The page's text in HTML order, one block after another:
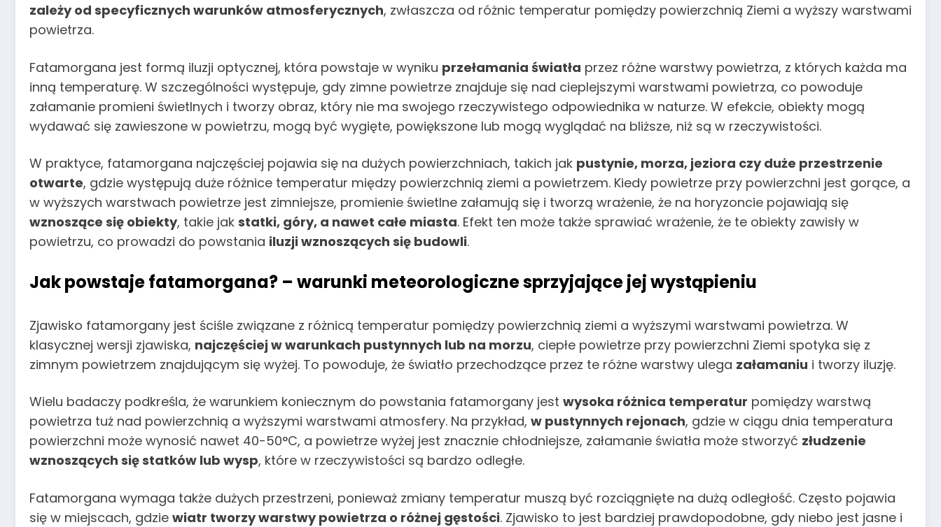
zależy od specyficznych warunków atmosferycznych, zwłaszcza od różnic temperatur pomiędzy powierzchnią Ziemi a wyższy warstwami
powietrza.
Fatamorgana jest formą iluzji optycznej, która powstaje w wyniku przełamania światła przez różne warstwy powietrza, z których każda ma
inną temperaturę. W szczególności występuje, gdy zimne powietrze znajduje się nad cieplejszymi warstwami powietrza, co powoduje
załamanie promieni świetlnych i tworzy obraz, który nie ma swojego rzeczywistego odpowiednika w naturze. W efekcie, obiekty mogą
wydawać się zawieszone w powietrzu, mogą być wygięte, powiększone lub mogą wyglądać na bliższe, niż są w rzeczywistości.
W praktyce, fatamorgana najczęściej pojawia się na dużych powierzchniach, takich jak pustynie, morza, jeziora czy duże przestrzenie
otwarte, gdzie występują duże różnice temperatur między powierzchnią ziemi a powietrzem. Kiedy powietrze przy powierzchni jest gorące, a
w wyższych warstwach powietrze jest zimniejsze, promienie świetlne załamują się i tworzą wrażenie, że na horyzoncie pojawiają się
wznoszące się obiekty, takie jak statki, góry, a nawet całe miasta. Efekt ten może także sprawiać wrażenie, że te obiekty zawisły w
powietrzu, co prowadzi do powstania iluzji wznoszących się budowli.
Jak powstaje fatamorgana? – warunki meteorologiczne sprzyjające jej wystąpieniu
Zjawisko fatamorgany jest ściśle związane z różnicą temperatur pomiędzy powierzchnią ziemi a wyższymi warstwami powietrza. W
klasycznej wersji zjawiska, najczęściej w warunkach pustynnych lub na morzu, ciepłe powietrze przy powierzchni Ziemi spotyka się z
zimnym powietrzem znajdującym się wyżej. To powoduje, że światło przechodzące przez te różne warstwy ulega załamaniu i tworzy iluzję.
Wielu badaczy podkreśla, że warunkiem koniecznym do powstania fatamorgany jest wysoka różnica temperatur pomiędzy warstwą
powietrza tuż nad powierzchnią a wyższymi warstwami atmosfery. Na przykład, w pustynnych rejonach, gdzie w ciągu dnia temperatura
powierzchni może wynosić nawet 40-50°C, a powietrze wyżej jest znacznie chłodniejsze, załamanie światła może stworzyć złudzenie
wznoszących się statków lub wysp, które w rzeczywistości są bardzo odległe.
Fatamorgana wymaga także dużych przestrzeni, ponieważ zmiany temperatur muszą być rozciągnięte na dużą odległość. Często pojawia
się w miejscach, gdzie wiatr tworzy warstwy powietrza o różnej gęstości. Zjawisko to jest bardziej prawdopodobne, gdy niebo jest jasne i